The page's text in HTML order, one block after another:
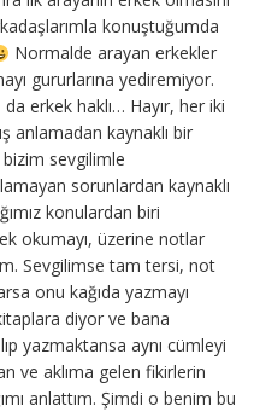
konuştuğumda
Normalde arayan erkekler
gururlarına yediremiyor.
erkek haklı… Hayır, her iki
anlamadan kaynaklı bir
sevgilimle
sorunlardan kaynaklı
konulardan biri
okumayı, üzerine notlar
Sevgilimse tam tersi, not
onu kağıda yazmayı
diyor ve bana
yazmaktansa aynı cümleyi
ve aklıma gelen fikirlerin
anlattım. Şimdi o benim bu